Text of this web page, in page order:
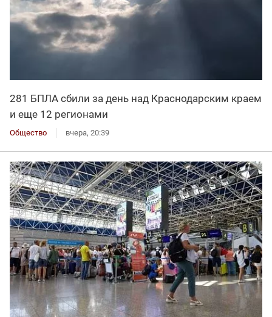
281 БПЛА сбили за день над Краснодарским краем
и еще 12 регионами
Общество вчера, 20:39